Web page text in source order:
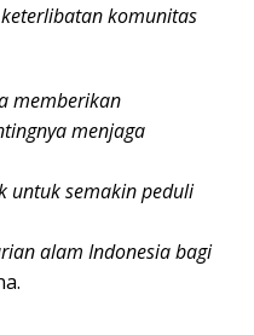
komunitas
memberikan
menjaga
untuk semakin peduli
alam Indonesia bagi